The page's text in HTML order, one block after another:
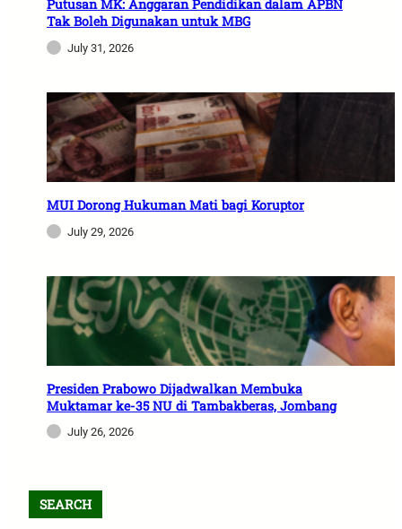
Putusan MK: Anggaran Pendidikan dalam APBN
Tak Boleh Digunakan untuk MBG
July 31, 2026
MUI Dorong Hukuman Mati bagi Koruptor
July 29, 2026
Presiden Prabowo Dijadwalkan Membuka
Muktamar ke-35 NU di Tambakberas, Jombang
July 26, 2026
SEARCH